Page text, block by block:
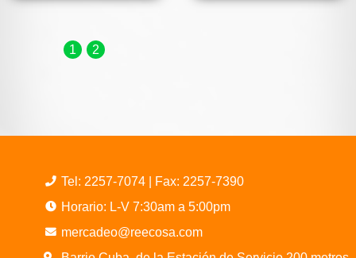
1 2
Tel: 2257-7074
| Fax: 2257-7390
Horario: L-V 7:30am a 5:00pm
mercadeo@reecosa.com